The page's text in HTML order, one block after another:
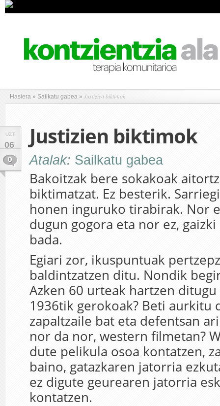
Hasiera » Sailkatu gabea » Justizien biktimok
UZT
06
0
Justizien biktimok
Atalak: Sailkatu gabea
Bakoitzak bere sokakoak
biktimatzat. Ez besterik.
honen inguruko tirabirak. Nor
dugun gogora eta nor ez, gaizki
bada.
Egiari zor, ikuspuntuak
baldintzatzen ditu. Nondik
Azken 60 urteak hartzen
1936tik gerokoak? Beti aurkitu
zapaltzaile bat eta defentsan
nor da nor, western filmetan?
dute pelikula osoa kontatzen,
baino, gatazkaren jatorria
ez digute geurearen jatorria
kontatzen.